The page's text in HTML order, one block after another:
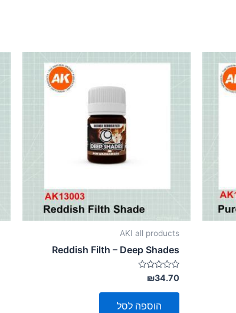
AKI all products
Reddish Filth – Deep Shades
דורג
0
מתוך
₪34.70
הוספה לסל